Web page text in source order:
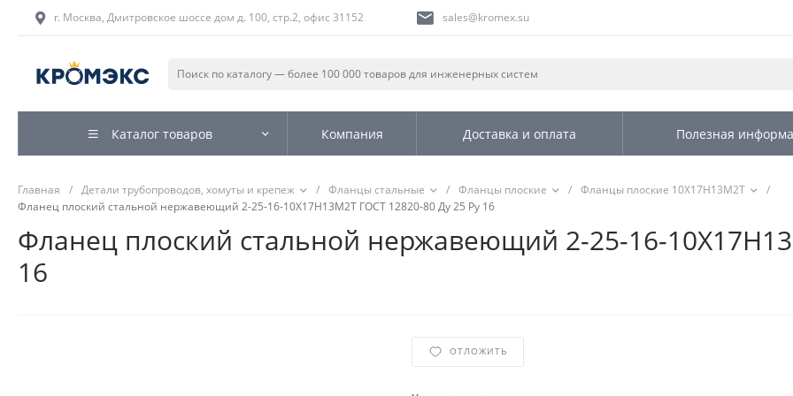
г. Москва, Дмитровское шоссе дом д. 100, стр.2, офис 31152 sales@kromex.su
Каталог товаров Компания Доставка и оплата Полезная
Главная / Детали трубопроводов, хомуты и крепеж / Фланцы стальные / Фланцы плоские / Фланцы плоские 10Х17Н13М2Т
/
Фланец плоский стальной нержавеющий 2-25-16-10Х17Н13М2Т ГОСТ 12820-80 Ду 25 Ру 16
Фланец плоский стальной нержавеющий 2-25-16-
16
ОТЛОЖИТЬ